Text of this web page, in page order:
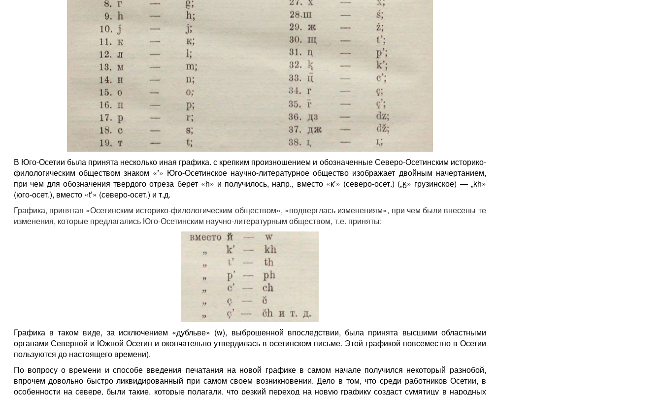
В Юго-Осетии была принята несколько иная графика. с крепким произношением и обозначенные Северо-Осетинским историко-
филологическим обществом знаком «’» Юго-Осетинское научно-литературное общество изображает двойным начертанием,
при чем для обозначения твердого отреза берет «h» и получилось, напр., вместо «к’» (северо-осет.) („ӄ» грузинское) — „kh»
(юго-осет.), вместо «t’» (северо-осет.) и т.д.
Графика, принятая «Осетинским историко-филологическим обществом», «подверглась изменениям», при чем были внесены те
изменения, которые предлагались Юго-Осетинским научно-литературным обществом, т.е. приняты:
Графика в таком виде, за исключением «дубльве» (w), выброшенной впоследствии, была принята высшими областными
органами Северной и Южной Осетин и окончательно утвердилась в осетинском письме. Этой графикой повсеместно в Осетии
пользуются до настоящего времени).
По вопросу о времени и способе введения печатания на новой графике в самом начале получился некоторый разнобой,
впрочем довольно быстро ликвидированный при самом своем возникновении. Дело в том, что среди работников Осетии, в
особенности на севере, были такие, которые полагали, что резкий переход на новую графику создаст сумятицу в народных